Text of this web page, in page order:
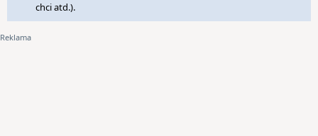
chci atd.).